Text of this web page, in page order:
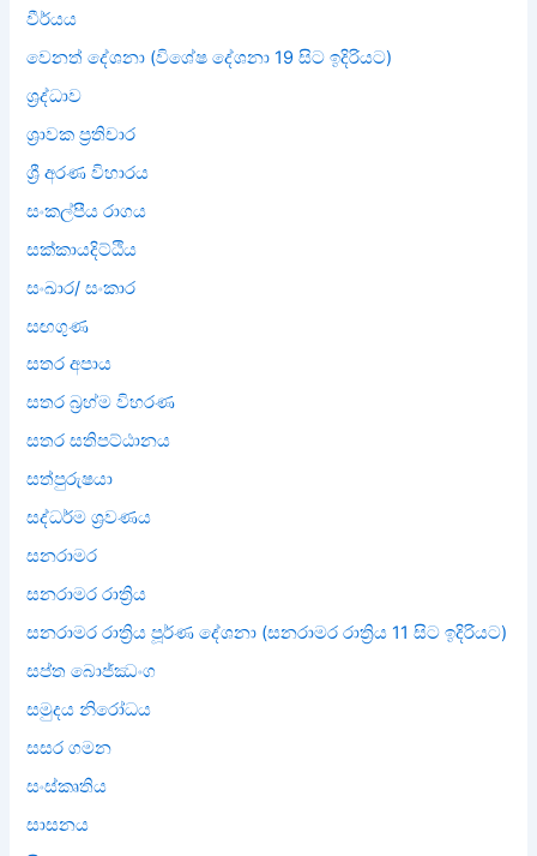
වීර්යය
වෙනත් දේශනා (විශේෂ දේශනා 19 සිට ඉදිරියට)
ශ්‍රද්ධාව
ශ්‍රාවක ප්‍රතිචාර
ශ්‍රී අරණ විහාරය
සංකල්පීය රාගය
සක්කායදිට්ඨිය
සංඛාර/ සංකාර
සඟගුණ
සතර අපාය
සතර බ්‍රහ්ම විහරණ
සතර සතිපට්ඨානය
සත්පුරුෂයා
සද්ධර්ම ශ්‍රවණය
සනරාමර
සනරාමර රාත්‍රිය
සනරාමර රාත්‍රිය පූර්ණ දේශනා (සනරාමර රාත්‍රිය 11 සිට ඉදිරියට)
සප්ත බොජ්ඣංග
සමුදය නිරෝධය
සසර ගමන
සංස්කෘතිය
සාසනය